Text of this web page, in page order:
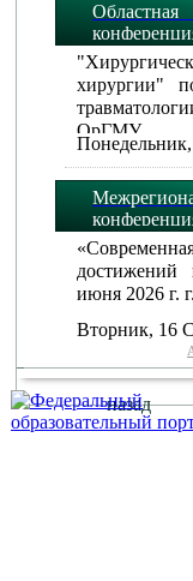
хирургии"
ОрГМУ…
достижений
июня 2026 г.
Вторник, 16
назад